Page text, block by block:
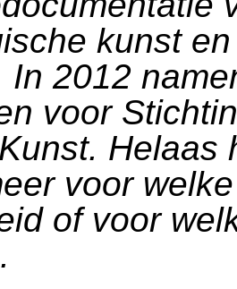
kunst
In 2012
voor
Helaas
voor welke
of voor